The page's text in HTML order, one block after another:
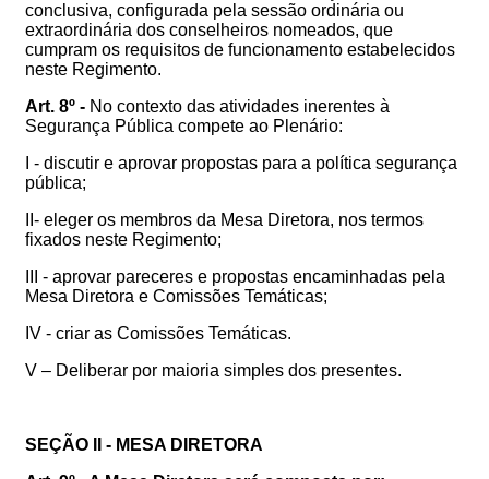
conclusiva, configurada pela sessão ordinária ou
extraordinária dos conselheiros nomeados, que
cumpram os requisitos de funcionamento estabelecidos
neste Regimento.
Art. 8º - No contexto das atividades inerentes à
Segurança Pública compete ao Plenário:
I - discutir e aprovar propostas para a política segurança
pública;
II- eleger os membros da Mesa Diretora, nos termos
fixados neste Regimento;
III - aprovar pareceres e propostas encaminhadas pela
Mesa Diretora e Comissões Temáticas;
IV - criar as Comissões Temáticas.
V – Deliberar por maioria simples dos presentes.
SEÇÃO II - MESA DIRETORA